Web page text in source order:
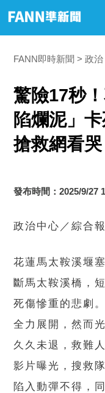
FANN即時新聞 政治
驚險17秒
陷爛泥」
搶救網看哭
發布時間：2025/9/27
政治中心／綜合
花蓮馬太鞍溪堰
斷馬太鞍溪橋，
死傷慘重的悲劇
全力展開，然而
久久未退，救難
影片曝光，搜救
陷入動彈不得，